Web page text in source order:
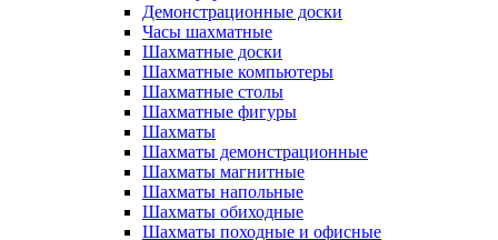
Демонстрационные доски
Часы шахматные
Шахматные доски
Шахматные компьютеры
Шахматные столы
Шахматные фигуры
Шахматы
Шахматы демонстрационные
Шахматы магнитные
Шахматы напольные
Шахматы обиходные
Шахматы походные и офисные